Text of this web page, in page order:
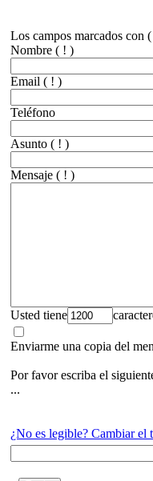
Los campos marcados con
Nombre ( ! )
Email ( ! )
Teléfono
Asunto ( ! )
Mensaje ( ! )
Usted tiene
Enviarme una copia del
Por favor escriba el
...
¿No es legible? Cambiar el